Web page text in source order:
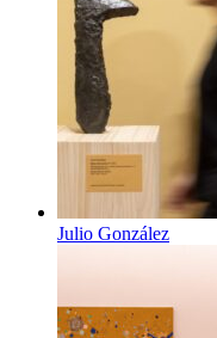
Julio González